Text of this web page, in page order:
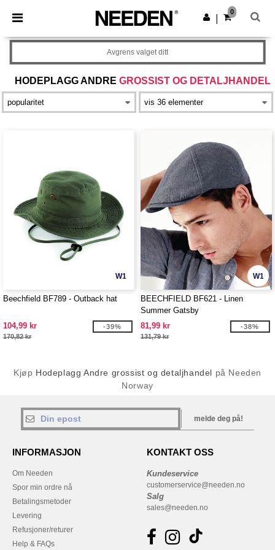
× Needen-app
Bedre priser i appen!
Last ned app
0
HODEPLAGG ANDRE GROSSIST OG DETALJHANDEL
Avgrens valget ditt
W1
Beechfield BF789 - Outback hat
104,99 kr
170,82 kr
-39%
W1
BEECHFIELD BF621 - Linen
Summer Gatsby
81,99 kr
131,79 kr
-38%
Kjøp Hodeplagg Andre grossist og detaljhandel på Needen
Norway
melde deg på!
INFORMASJON
Om Needen
Spor min ordre nå
Betalingsmetoder
Levering
Refusjoner/returer
Help & FAQs
KONTAKT OSS
Kundeservice
customerservice@needen.no
Salg
sales@needen.no